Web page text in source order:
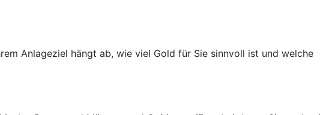
Anlageziel hängt ab, wie viel Gold für Sie sinnvoll ist und welche